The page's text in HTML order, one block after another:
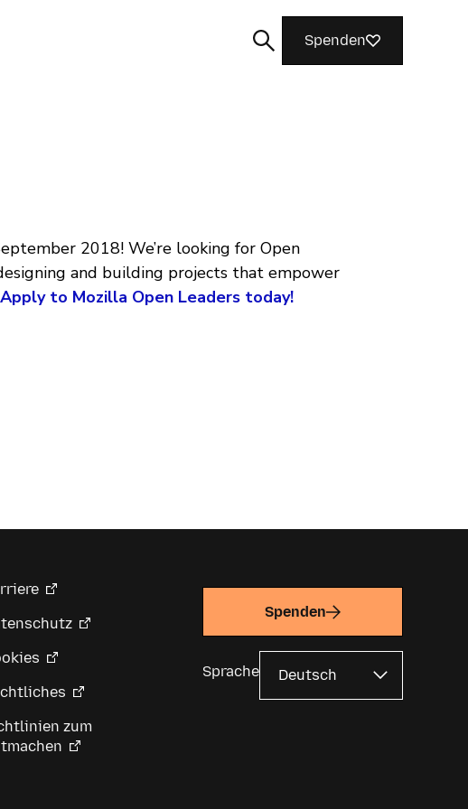
Spenden
2018! We’re looking for Open
and building projects that empower
Apply to Mozilla Open Leaders today!
zum
Spenden
Sprache